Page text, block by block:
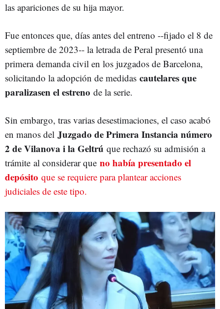
las apariciones de su hija mayor.
Fue entonces que, días antes del entreno --fijado el 8 de
septiembre de 2023-- la letrada de Peral presentó una
primera demanda civil en los juzgados de Barcelona,
solicitando la adopción de medidas cautelares que
paralizasen el estreno de la serie.
Sin embargo, tras varias desestimaciones, el caso acabó
en manos del Juzgado de Primera Instancia número
2 de Vilanova i la Geltrú que rechazó su admisión a
trámite al considerar que no había presentado el
depósito que se requiere para plantear acciones
judiciales de este tipo.